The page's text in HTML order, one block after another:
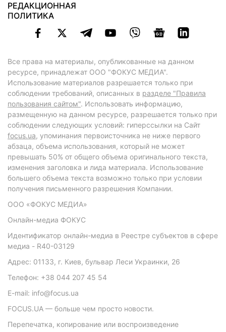
РЕДАКЦИОННАЯ
ПОЛИТИКА
Все права на материалы, опубликованные на данном
ресурсе, принадлежат ООО "ФОКУС МЕДИА".
Использование материалов разрешается только при
соблюдении требований, описанных в разделе "Правила
пользования сайтом". Использовать информацию,
размещенную на данном ресурсе, разрешается только при
соблюдении следующих условий: гиперссылки на Сайт
focus.ua, упоминания первоисточника не ниже первого
абзаца, объема использования, который не может
превышать 50% от общего объема оригинального текста,
изменения заголовка и лида материала. Использование
большего объема текста возможно только при условии
получения письменного разрешения Компании.
ООО «ФОКУС МЕДИА»
Онлайн-медиа ФОКУС
Идентификатор онлайн-медиа в Реестре субъектов в сфере
медиа - R40-03129
Адрес: 01133, г. Киев, бульвар Леси Украинки, 26
Телефон: +38 044 207 45 54
E-mail: info@focus.ua
FOCUS.UA — больше чем просто новости.
Перепечатка, копирование или воспроизведение